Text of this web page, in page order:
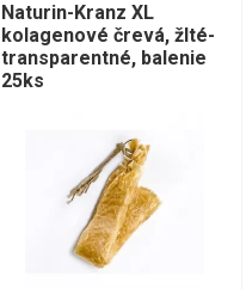
Naturin-Kranz XL
kolagenové črevá, žlté-
transparentné, balenie
25ks